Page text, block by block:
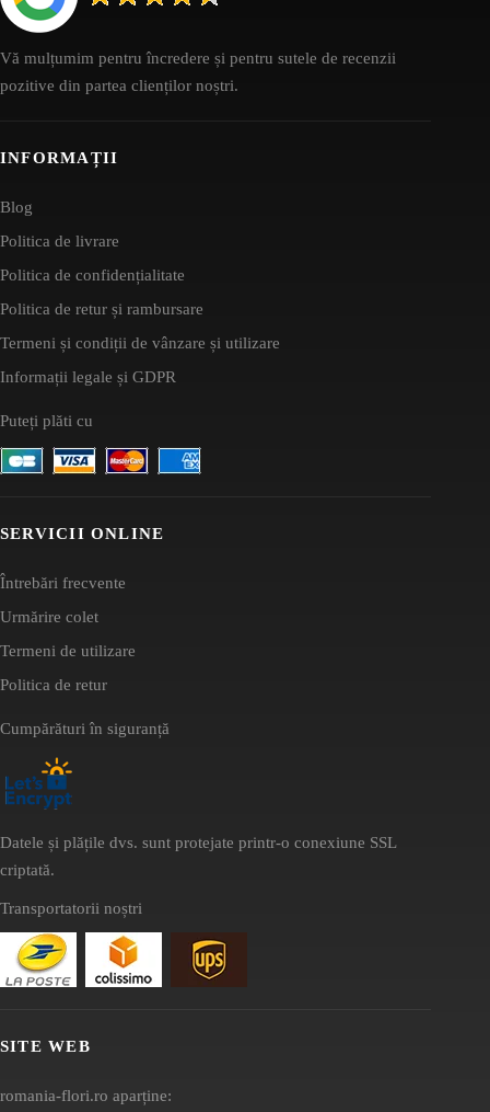
Vă mulțumim pentru încredere și pentru sutele de recenzii
pozitive din partea clienților noștri.
INFORMAȚII
Blog
Politica de livrare
Politica de confidențialitate
Politica de retur și rambursare
Termeni și condiții de vânzare și utilizare
Informații legale și GDPR
Puteți plăti cu
SERVICII ONLINE
Întrebări frecvente
Urmărire colet
Termeni de utilizare
Politica de retur
Cumpărături în siguranță
Datele și plățile dvs. sunt protejate printr-o conexiune SSL
criptată.
Transportatorii noștri
SITE WEB
romania-flori.ro aparține: